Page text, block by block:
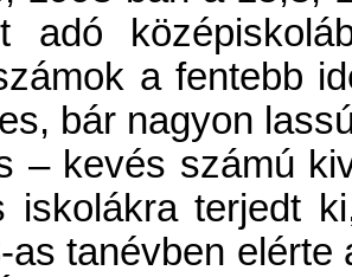
adó
a fentebb
bár nagyon
– kevés számú
iskolákra terjedt
as tanévben